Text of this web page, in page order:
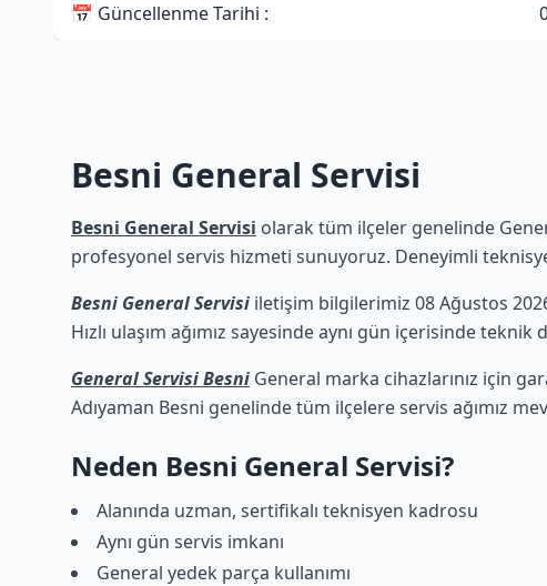
📅 Güncellenme Tarihi :
Besni General Servisi
Besni General Servisi olarak tüm ilçeler genelinde
profesyonel servis hizmeti sunuyoruz. Deneyimli
Besni General Servisi iletişim bilgilerimiz 08 Ağustos
Hızlı ulaşım ağımız sayesinde aynı gün içerisinde
General Servisi Besni General marka cihazlarınız için
Adıyaman Besni genelinde tüm ilçelere servis ağımız
Neden Besni General Servisi?
Alanında uzman, sertifikalı teknisyen kadrosu
Aynı gün servis imkanı
General yedek parça kullanımı